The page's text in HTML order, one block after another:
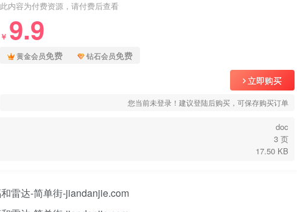
此内容为付费资源，请付费后查看
￥ 9.9
黄金会员免费 钻石会员免费
立即购买
您当前未登录！建议登陆后购买，可保存购买订单
doc
3 页
17.50 KB